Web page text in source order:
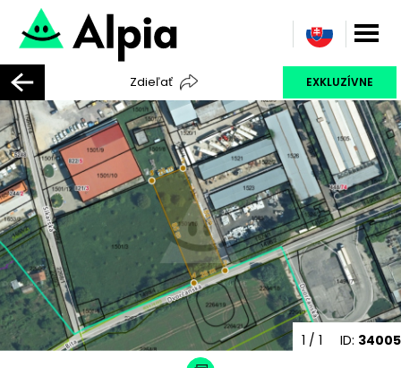
Zdieľať EXKLUZÍVNE
ID: 34005
1 / 1